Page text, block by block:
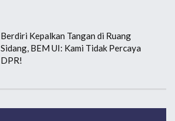
Berdiri Kepalkan Tangan di Ruang
Sidang, BEM UI: Kami Tidak Percaya
DPR!